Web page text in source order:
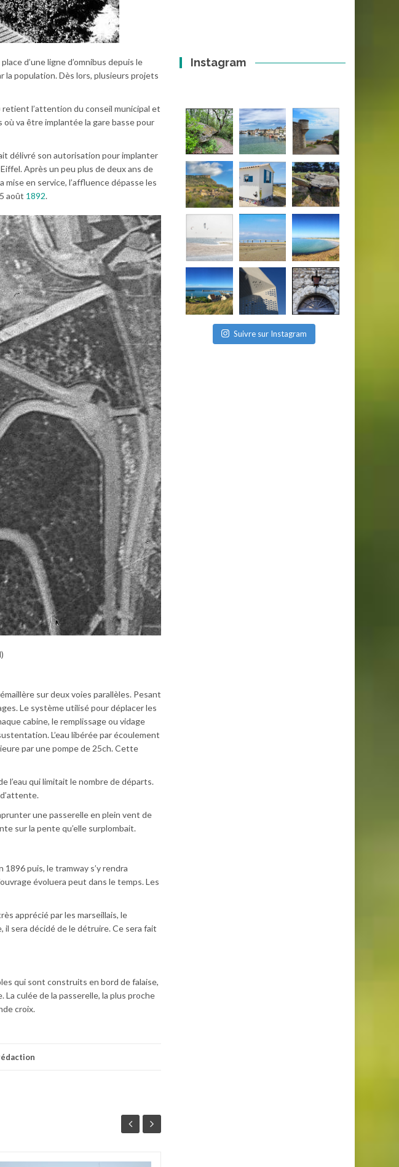
d’une ligne d’omnibus depuis le
la population. Dès lors, plusieurs projets
retient l’attention du conseil municipal et
où va être implantée la gare basse pour
délivré son autorisation pour implanter
Après un peu plus de deux ans de
mise en service, l’affluence dépasse les
août 1892.
sur deux voies parallèles. Pesant
Le système utilisé pour déplacer les
cabine, le remplissage ou vidage
L’eau libérée par écoulement
par une pompe de 25ch. Cette
l’eau qui limitait le nombre de départs.
une passerelle en plein vent de
sur la pente qu’elle surplombait.
puis, le tramway s’y rendra
évoluera peut dans le temps. Les
apprécié par les marseillais, le
sera décidé de le détruire. Ce sera fait
qui sont construits en bord de falaise,
culée de la passerelle, la plus proche
croix.
Instagram
Suivre sur Instagram